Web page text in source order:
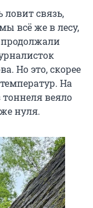
связь,
всё же в лесу,
Но это, скорее
На
тоннеля веяло
нуля.